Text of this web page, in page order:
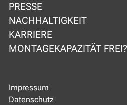
PRESSE
NACHHALTIGKEIT
KARRIERE
MONTAGEKAPAZITÄT FREI?
Impressum
Datenschutz